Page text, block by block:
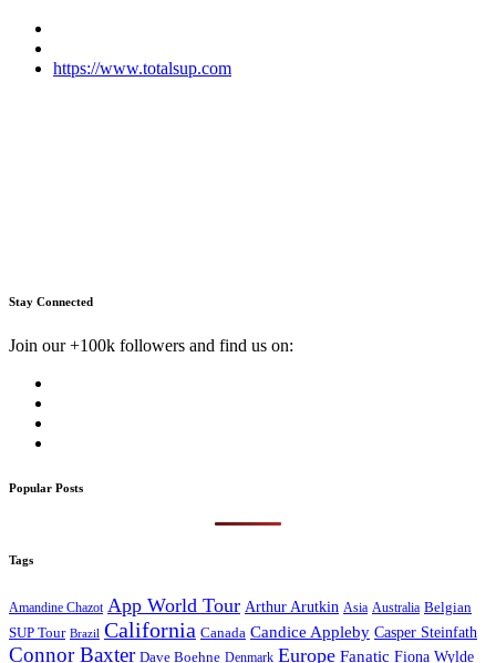
https://www.totalsup.com
Stay Connected
Join our +100k followers and find us on:
Popular Posts
Tags
Amandine Chazot App World Tour Arthur Arutkin Asia Australia Belgian
SUP Tour Brazil California Canada Candice Appleby Casper Steinfath
Connor Baxter Dave Boehne Denmark Europe Fanatic Fiona Wylde